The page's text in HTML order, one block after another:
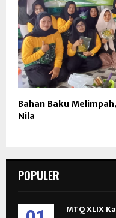
Bahan Baku
Nila
POPULER
MTQ XLIX